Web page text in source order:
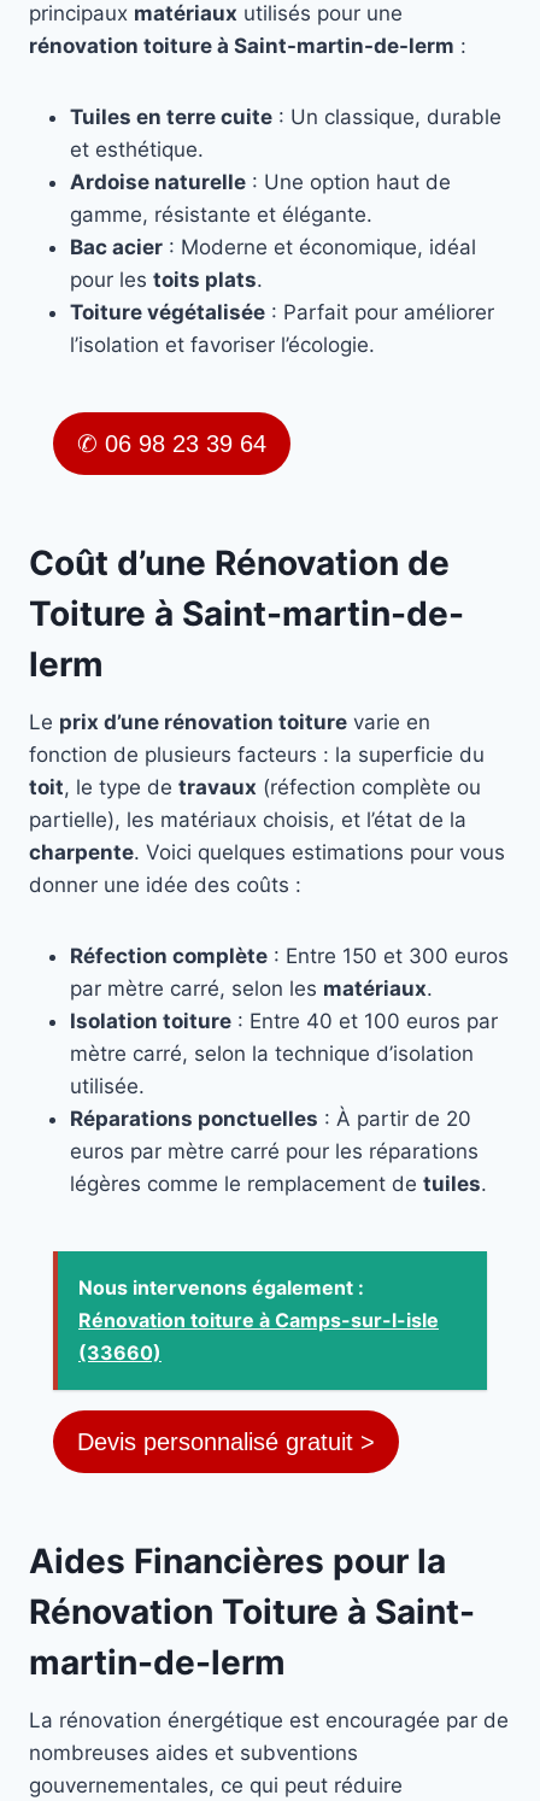
principaux matériaux utilisés pour une
rénovation toiture à Saint-martin-de-lerm :
Tuiles en terre cuite : Un classique, durable
et esthétique.
Ardoise naturelle : Une option haut de
gamme, résistante et élégante.
Bac acier : Moderne et économique, idéal
pour les toits plats.
Toiture végétalisée : Parfait pour améliorer
l’isolation et favoriser l’écologie.
✆ 06 98 23 39 64
Coût d’une Rénovation de
Toiture à Saint-martin-de-
lerm
Le prix d’une rénovation toiture varie en
fonction de plusieurs facteurs : la superficie du
toit, le type de travaux (réfection complète ou
partielle), les matériaux choisis, et l’état de la
charpente. Voici quelques estimations pour vous
donner une idée des coûts :
Réfection complète : Entre 150 et 300 euros
par mètre carré, selon les matériaux.
Isolation toiture : Entre 40 et 100 euros par
mètre carré, selon la technique d’isolation
utilisée.
Réparations ponctuelles : À partir de 20
euros par mètre carré pour les réparations
légères comme le remplacement de tuiles.
Nous intervenons également :
Rénovation toiture à Camps-sur-l-isle
(33660)
Devis personnalisé gratuit >
Aides Financières pour la
Rénovation Toiture à Saint-
martin-de-lerm
La rénovation énergétique est encouragée par de
nombreuses aides et subventions
gouvernementales, ce qui peut réduire